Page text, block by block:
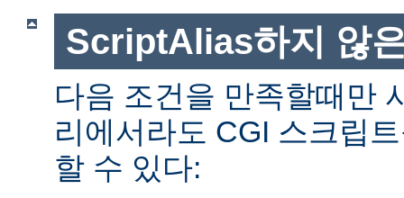
ScriptAlias하지 않
다음 조건을 만족할때만
리에서라도 CGI 스크립
할 수 있다: